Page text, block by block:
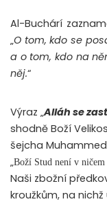
Al-Buchárí
„O tom, kdo se
a o tom, kdo na
něj.“
Výraz „Alláh se
shodně Boží
šejcha
„Boží Stud není v ničem
Naši zbožní
kroužkům, na